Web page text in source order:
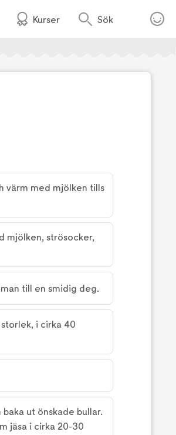
Kurser Sök
värm med mjölken tills
mjölken, strösocker,
till en smidig deg.
i cirka 40
ut önskade bullar.
jäsa i cirka 20-30